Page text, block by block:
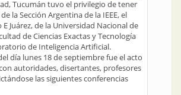
Tucumán tuvo el privilegio de tener
la Sección Argentina de la IEEE, el
E Juárez, de la Universidad Nacional de
de Ciencias Exactas y Tecnología
de Inteligencia Artificial.
día lunes 18 de septiembre fue el acto
autoridades, disertantes, profesores
las siguientes conferencias